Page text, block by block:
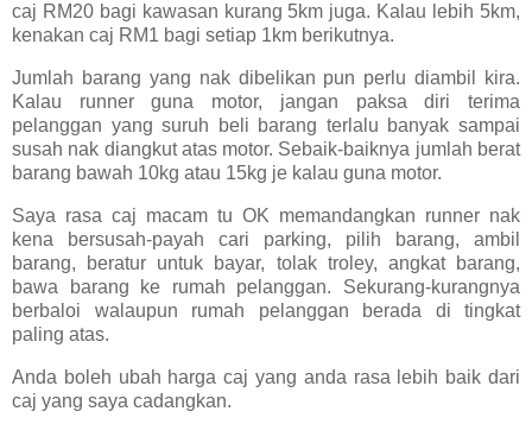
caj RM20 bagi kawasan kurang 5km juga. Kalau lebih 5km,
kenakan caj RM1 bagi setiap 1km berikutnya.
Jumlah barang yang nak dibelikan pun perlu diambil kira.
Kalau runner guna motor, jangan paksa diri terima
pelanggan yang suruh beli barang terlalu banyak sampai
susah nak diangkut atas motor. Sebaik-baiknya jumlah berat
barang bawah 10kg atau 15kg je kalau guna motor.
Saya rasa caj macam tu OK memandangkan runner nak
kena bersusah-payah cari parking, pilih barang, ambil
barang, beratur untuk bayar, tolak troley, angkat barang,
bawa barang ke rumah pelanggan. Sekurang-kurangnya
berbaloi walaupun rumah pelanggan berada di tingkat
paling atas.
Anda boleh ubah harga caj yang anda rasa lebih baik dari
caj yang saya cadangkan.